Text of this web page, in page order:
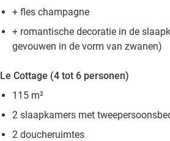
+ fles champagne
+ romantische decoratie in de
gevouwen in de vorm van zwanen)
Le Cottage (4 tot 6 personen)
115 m²
2 slaapkamers met
2 doucheruimtes